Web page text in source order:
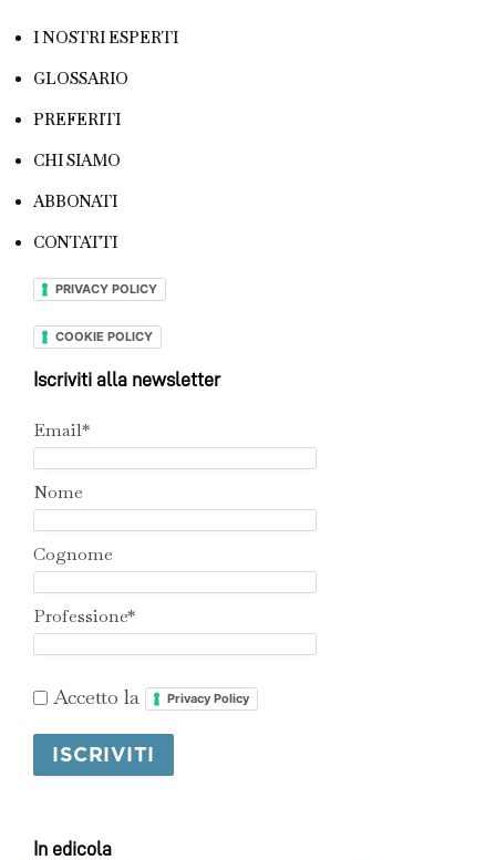
I NOSTRI ESPERTI
GLOSSARIO
PREFERITI
CHI SIAMO
ABBONATI
CONTATTI
PRIVACY POLICY
COOKIE POLICY
Iscriviti alla newsletter
Email*
Nome
Cognome
Professione*
Accetto la Privacy Policy
In edicola